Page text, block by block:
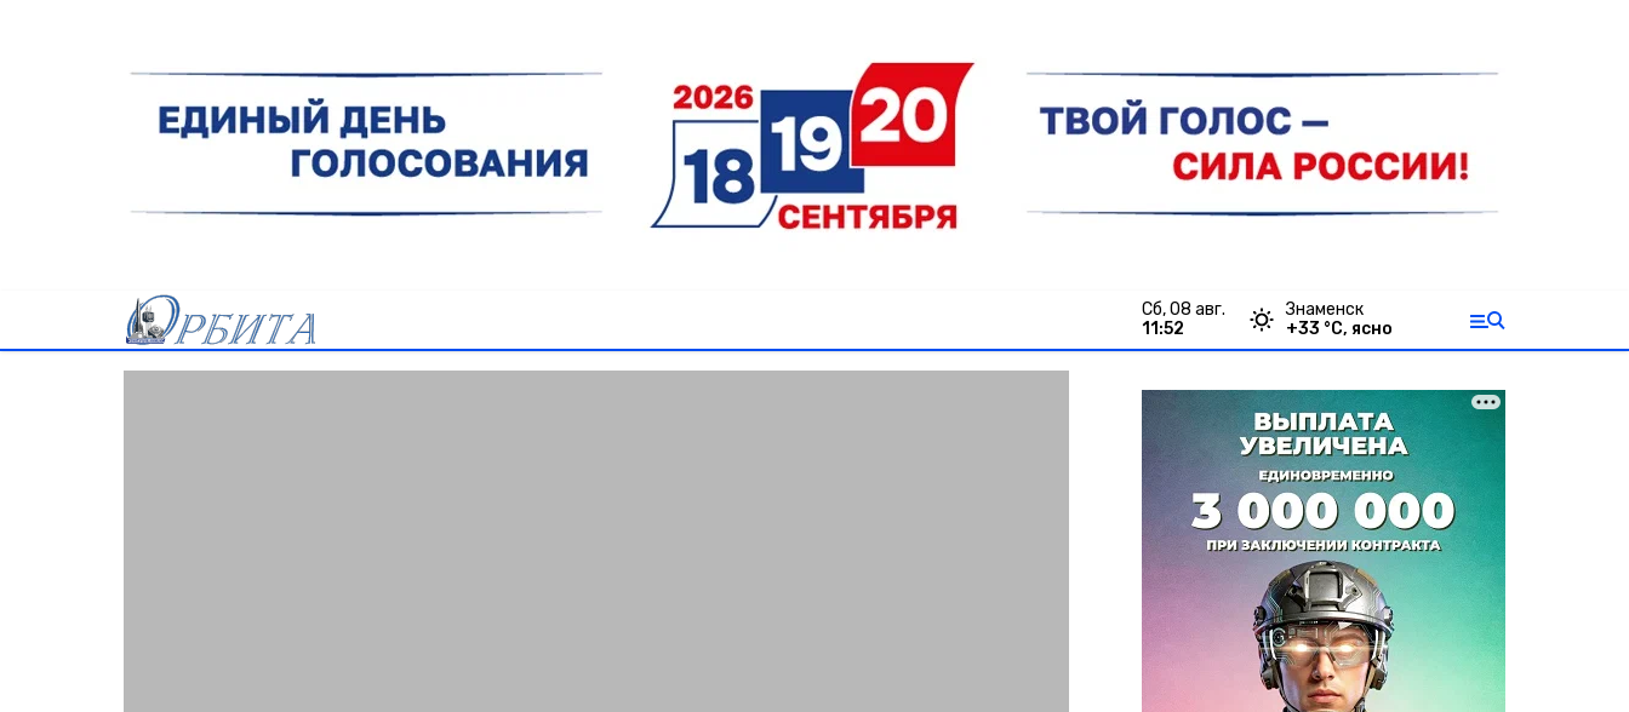
сб, 08 авг.
11:52
Знаменск
+33 °С, ясно